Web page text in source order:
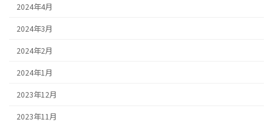
2024年4月
2024年3月
2024年2月
2024年1月
2023年12月
2023年11月